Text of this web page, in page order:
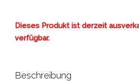
Dieses Produkt ist derzeit
verfügbar.
Beschreibung